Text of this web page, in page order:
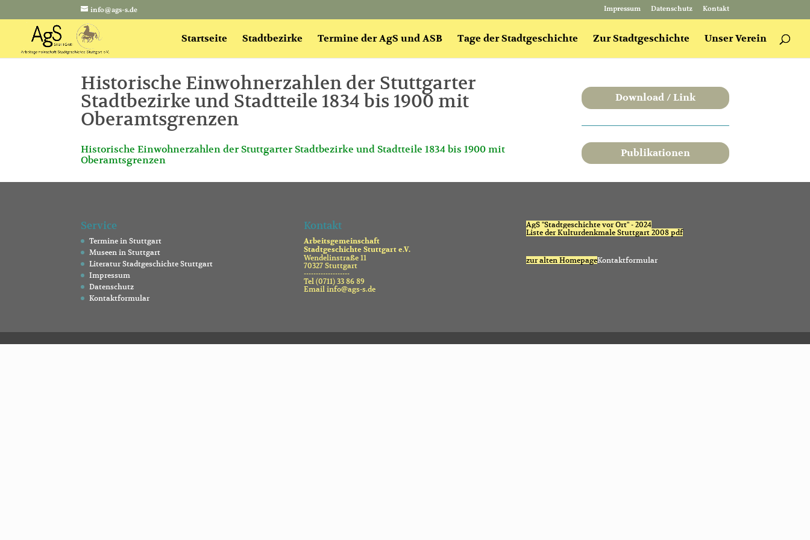
info@ags-s.de Impressum Datenschutz Kontakt
Startseite Stadtbezirke Termine der AgS und ASB Tage der Stadtgeschichte Zur Stadtgeschichte Unser Verein
Historische Einwohnerzahlen der Stuttgarter
Stadtbezirke und Stadtteile 1834 bis 1900 mit
Oberamtsgrenzen
Historische Einwohnerzahlen der Stuttgarter Stadtbezirke und Stadtteile 1834 bis 1900 mit
Oberamtsgrenzen
Download / Link
Publikationen
Service
Termine in Stuttgart
Museen in Stuttgart
Literatur Stadtgeschichte Stuttgart
Impressum
Datenschutz
Kontaktformular
Kontakt
Arbeitsgemeinschaft
Stadtgeschichte Stuttgart e.V.
Wendelinstraße 11
70327 Stuttgart
-------------------
Tel (0711) 33 86 89
Email info@ags-s.de
AgS "Stadtgeschichte vor Ort" - 2024
Liste der Kulturdenkmale Stuttgart 2008 pdf
zur alten HomepageKontaktformular